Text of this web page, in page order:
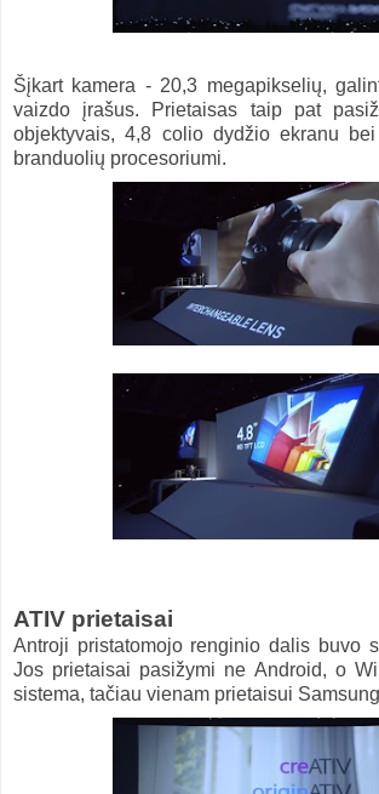
Šįkart kamera - 20,3 megapikselių,
vaizdo įrašus. Prietaisas taip pat
objektyvais, 4,8 colio dydžio ekranu
branduolių procesoriumi.
ATIV prietaisai
Antroji pristatomojo renginio dalis buvo
Jos prietaisai pasižymi ne Android, o
sistema, tačiau vienam prietaisui